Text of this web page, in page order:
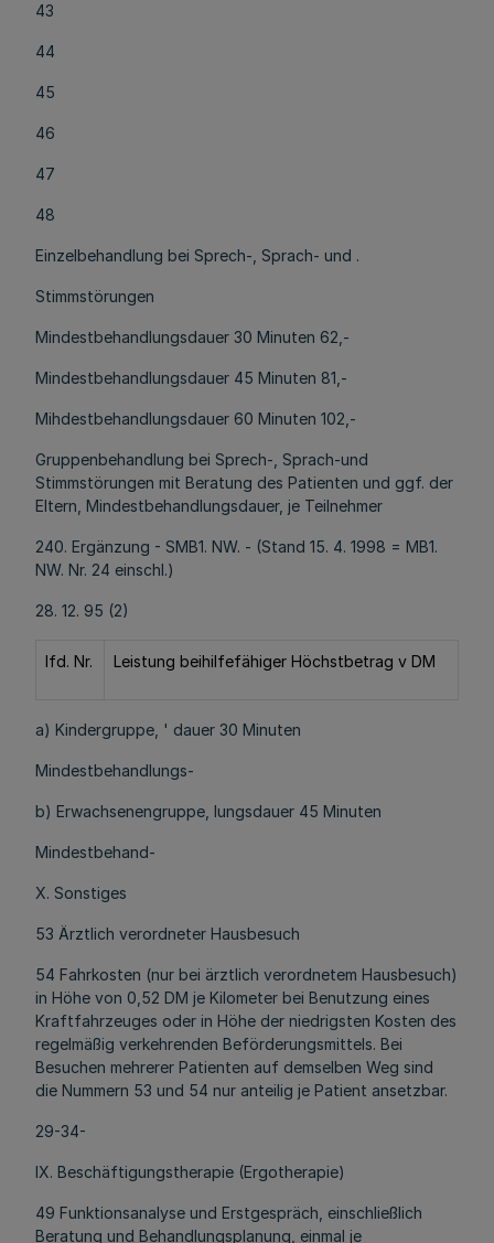
43
44
45
46
47
48
Einzelbehandlung bei Sprech-, Sprach- und .
Stimmstörungen
Mindestbehandlungsdauer 30 Minuten 62,-
Mindestbehandlungsdauer 45 Minuten 81,-
Mihdestbehandlungsdauer 60 Minuten 102,-
Gruppenbehandlung bei Sprech-, Sprach-und
Stimmstörungen mit Beratung des Patienten und ggf. der
Eltern, Mindestbehandlungsdauer, je Teilnehmer
240. Ergänzung - SMB1. NW. - (Stand 15. 4. 1998 = MB1.
NW. Nr. 24 einschl.)
28. 12. 95 (2)
lfd. Nr. Leistung beihilfefähiger Höchstbetrag v DM
a) Kindergruppe, ' dauer 30 Minuten
Mindestbehandlungs-
b) Erwachsenengruppe, lungsdauer 45 Minuten
Mindestbehand-
X. Sonstiges
53 Ärztlich verordneter Hausbesuch
54 Fahrkosten (nur bei ärztlich verordnetem Hausbesuch)
in Höhe von 0,52 DM je Kilometer bei Benutzung eines
Kraftfahrzeuges oder in Höhe der niedrigsten Kosten des
regelmäßig verkehrenden Beförderungsmittels. Bei
Besuchen mehrerer Patienten auf demselben Weg sind
die Nummern 53 und 54 nur anteilig je Patient ansetzbar.
29-34-
IX. Beschäftigungstherapie (Ergotherapie)
49 Funktionsanalyse und Erstgespräch, einschließlich
Beratung und Behandlungsplanung, einmal je